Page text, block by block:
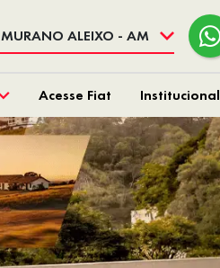
MURANO ALEIXO - AM
Acesse Fiat Institucional